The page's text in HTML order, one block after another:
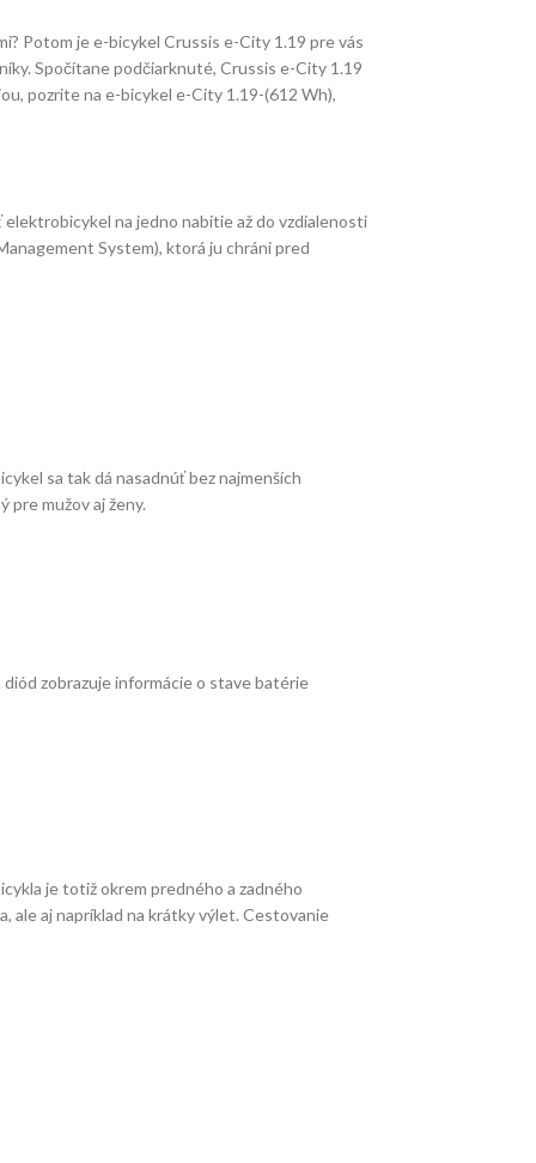
Potom je e-bicykel Crussis e-City 1.19 pre vás
Spočítane podčiarknuté, Crussis e-City 1.19
pozrite na e-bicykel e-City 1.19-(612 Wh),
na jedno nabitie až do vzdialenosti
System), ktorá ju chráni pred
sa tak dá nasadnúť bez najmenších
pre mužov aj ženy.
zobrazuje informácie o stave batérie
je totiž okrem predného a zadného
ale aj napríklad na krátky výlet. Cestovanie